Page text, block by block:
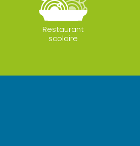
Restaurant
scolaire